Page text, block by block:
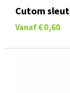
Cutom
Vanaf € 0,60